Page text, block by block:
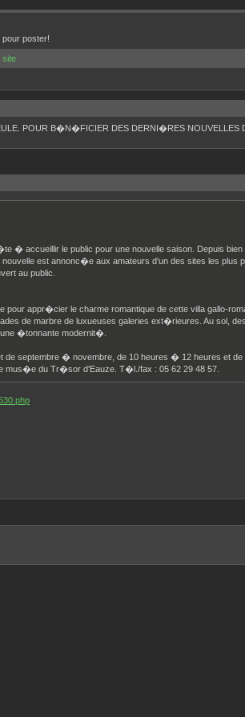
poster!
site
POUR B�N�FICIER DES DERNI�RES
� accueillir le public pour une nouvelle saison. Depuis
est annonc�e aux amateurs d'un des sites les
au public.
pour appr�cier le charme romantique de cette villa gallo-
de marbre de luxueuses galeries ext�rieures. Au
�tonnante modernit�.
de septembre � novembre, de 10 heures � 12 heures et
mus�e du Tr�sor d'Eauze. T�l./fax : 05 62 29 48 57.